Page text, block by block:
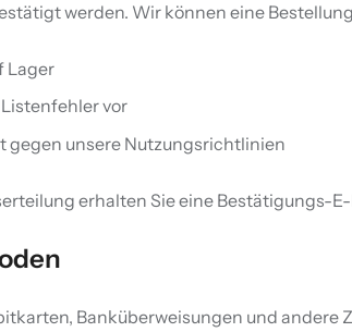
werden. Wir können eine
Lager
vor
gegen unsere Nutzungsrichtlinien
erhalten Sie eine Bestätigungs-
Banküberweisungen und andere